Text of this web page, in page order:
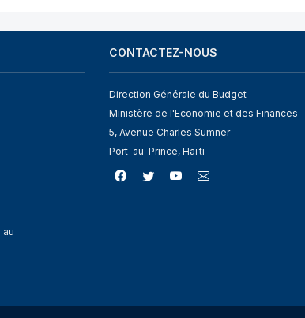
au
CONTACTEZ-NOUS
Direction Générale du Budget
Ministère de l'Economie et des Finances
5, Avenue Charles Sumner
Port-au-Prince, Haïti